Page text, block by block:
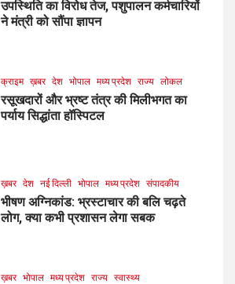
उपस्थिति का विरोध तेज, पशुपालन कर्मचारियों
ने मंत्री को सौंपा ज्ञापन
क्राइम ख़बर देश भोपाल मध्य प्रदेश राज्य लोकल
रसूखदारों और भ्रष्ट तंत्र की मिलीभगत का
पर्याय सिद्धांता हॉस्पिटल
ख़बर देश नई दिल्ली भोपाल मध्य प्रदेश संपादकीय
भीषण अग्निकांड: भ्रस्टाचार की बलि चढ़ते
लोग, क्या कभी प्रशासन लेगा सबक
ख़बर भोपाल मध्य प्रदेश राज्य स्वास्थ्य